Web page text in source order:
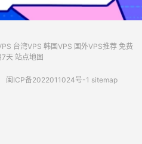
台湾VPS 韩国VPS 国外VPS推荐 免费
7天 站点地图
闽ICP备2022011024号-1 sitemap